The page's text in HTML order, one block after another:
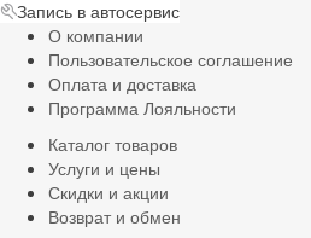
Запись в автосервис
О компании
Пользовательское соглашение
Оплата и доставка
Программа Лояльности
Каталог товаров
Услуги и цены
Скидки и акции
Возврат и обмен